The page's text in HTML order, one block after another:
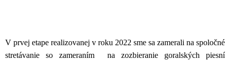
V prvej etape realizovanej v roku 2022 sme sa zamerali na spoločné
stretávanie so zameraním na zozbieranie goralských piesní